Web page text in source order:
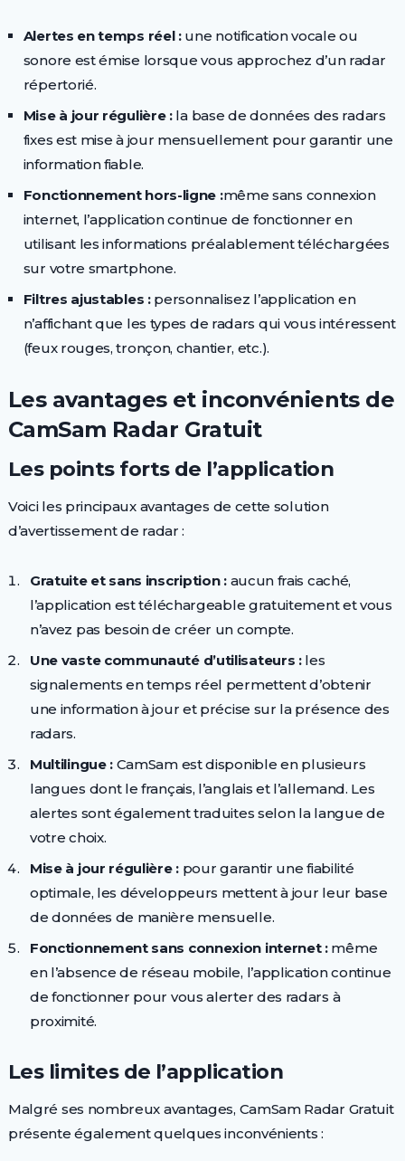
Alertes en temps réel :une notification vocale ou
sonore est émise lorsque vous approchez d’un radar
répertorié.
Mise à jour régulière :la base de données des radars
fixes est mise à jour mensuellement pour garantir une
information fiable.
Fonctionnement hors-ligne :même sans connexion
internet, l’application continue de fonctionner en
utilisant les informations préalablement téléchargées
sur votre smartphone.
Filtres ajustables :personnalisez l’application en
n’affichant que les types de radars qui vous intéressent
(feux rouges, tronçon, chantier, etc.).
Les avantages et inconvénients de
CamSam Radar Gratuit
Les points forts de l’application
Voici les principaux avantages de cette solution
d’avertissement de radar :
Gratuite et sans inscription :aucun frais caché,
l’application est téléchargeable gratuitement et vous
n’avez pas besoin de créer un compte.
Une vaste communauté d’utilisateurs :les
signalements en temps réel permettent d’obtenir
une information à jour et précise sur la présence des
radars.
Multilingue : CamSam est disponible en plusieurs
langues dont le français, l’anglais et l’allemand. Les
alertes sont également traduites selon la langue de
votre choix.
Mise à jour régulière :pour garantir une fiabilité
optimale, les développeurs mettent à jour leur base
de données de manière mensuelle.
Fonctionnement sans connexion internet :même
en l’absence de réseau mobile, l’application continue
de fonctionner pour vous alerter des radars à
proximité.
Les limites de l’application
Malgré ses nombreux avantages, CamSam Radar Gratuit
présente également quelques inconvénients :